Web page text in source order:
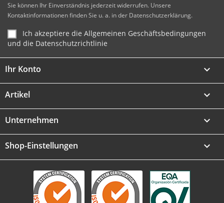
Sie können Ihr Einverständnis jederzeit widerrufen. Unsere
Kontaktinformationen finden Sie u. a. in der Datenschutzerklärung.
Ich akzeptiere die Allgemeinen Geschäftsbedingungen
und die Datenschutzrichtlinie
Ihr Konto 
Artikel 
Unternehmen 
Shop-Einstellungen keyboard_arrow_down